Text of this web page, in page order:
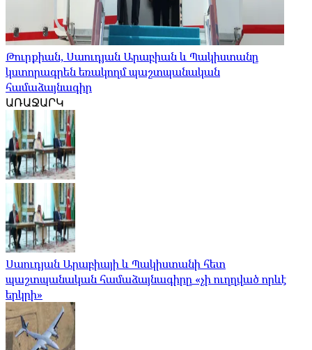
Թուրքիան, Սաուդյան Արաբիան և Պակիստանը
կստորագրեն եռակողմ պաշտպանական
համաձայնագիր
ԱՌԱՋԱՐԿ
Սաուդյան Արաբիայի և Պակիստանի հետ
պաշտպանական համաձայնագիրը «չի ուղղված որևէ
երկրի»